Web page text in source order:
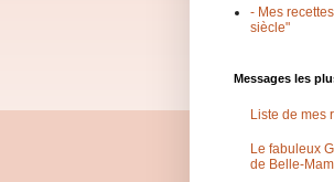
- Mes
siècle"
Messages les
Liste de mes
Le fabuleux
de Belle-